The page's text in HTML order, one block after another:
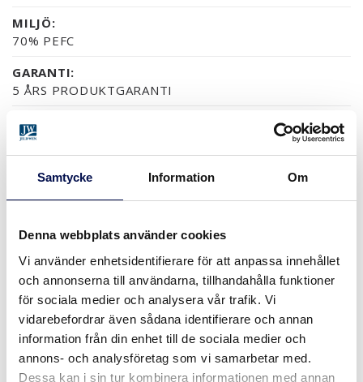
Samtycke Information Om
Denna webbplats använder cookies
Vi använder enhetsidentifierare för att anpassa innehållet
och annonserna till användarna, tillhandahålla funktioner
för sociala medier och analysera vår trafik. Vi
vidarebefordrar även sådana identifierare och annan
information från din enhet till de sociala medier och
annons- och analysföretag som vi samarbetar med.
Dessa kan i sin tur kombinera informationen med annan
MILJÖ:
70% PEFC
GARANTI:
5 ÅRS PRODUKTGARANTI
NCS S0502-YNCS S0500-NRAL 9010NÄSTAN ALLA NCS S
MER
STORLEKAR